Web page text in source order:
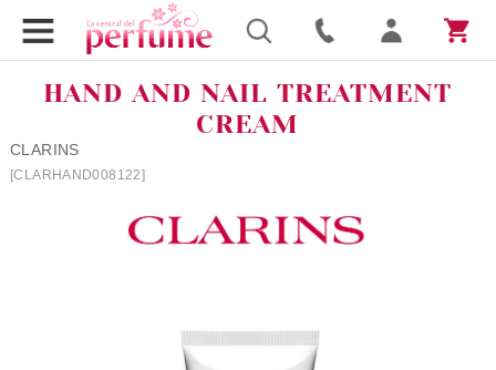
HAND AND NAIL TREATMENT
CREAM
CLARINS
[CLARHAND008122]